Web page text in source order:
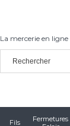
La mercerie en
Fils
Fermetures